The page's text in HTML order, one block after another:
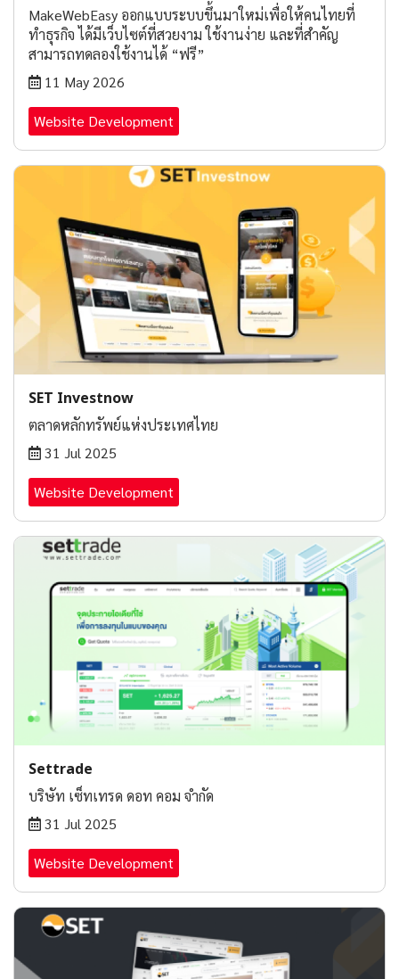
MakeWebEasy ออกแบบระบบขึ้นมาใหม่เพื่อให้คนไทยที่
ทำธุรกิจ ได้มีเว็บไซต์ที่สวยงาม ใช้งานง่าย และที่สำคัญ
สามารถทดลองใช้งานได้ “ฟรี”
11 May 2026
Website Development
SET Investnow
ตลาดหลักทรัพย์แห่งประเทศไทย
31 Jul 2025
Website Development
Settrade
บริษัท เซ็ทเทรด ดอท คอม จำกัด
31 Jul 2025
Website Development